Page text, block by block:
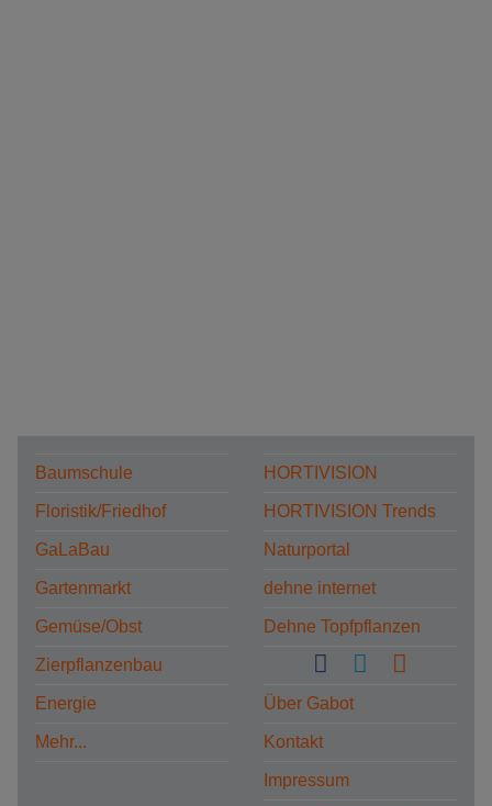
Baumschule
Floristik/Friedhof
GaLaBau
Gartenmarkt
Gemüse/Obst
Zierpflanzenbau
Energie
Mehr...
HORTIVISION
HORTIVISION Trends
Naturportal
dehne internet
Dehne Topfpflanzen
Über Gabot
Kontakt
Impressum